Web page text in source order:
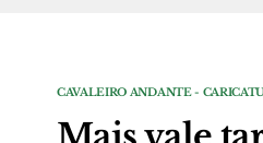
CAVALEIRO ANDANTE -